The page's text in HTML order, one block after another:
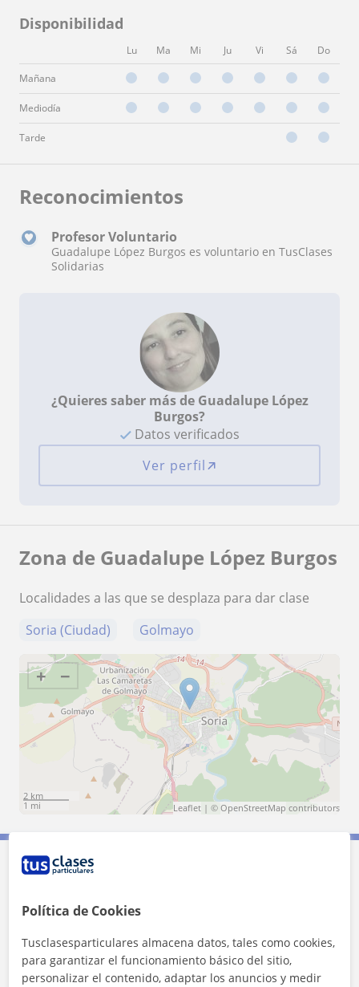
Disponibilidad
Lu Ma Mi Ju Vi Sá Do
Mañana
Mediodía
Tarde
Reconocimientos
Profesor Voluntario
Guadalupe López Burgos es voluntario en TusClases
Solidarias
¿Quieres saber más de Guadalupe López
Burgos?
Datos verificados
Ver perfil
Zona de Guadalupe López Burgos
Localidades a las que se desplaza para dar clase
Soria (Ciudad)
Golmayo
+ −
2 km
1 mi
Leaflet | © OpenStreetMap contributors
Contacta con Guadalupe López
Burgos
Tarifa 15€/h
Política de Cookies
Tusclasesparticulares almacena datos, tales como cookies,
para garantizar el funcionamiento básico del sitio,
personalizar el contenido, adaptar los anuncios y medir